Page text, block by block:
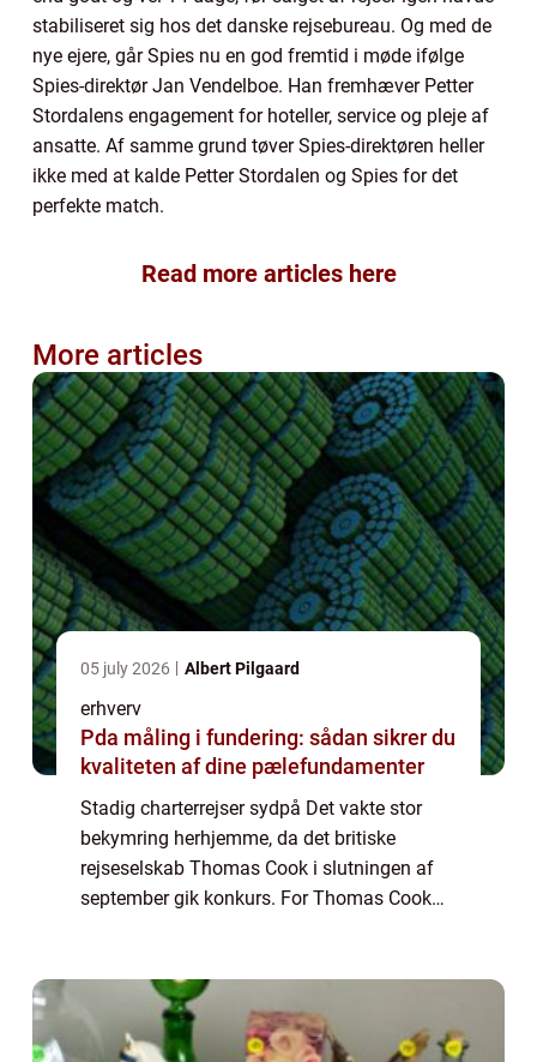
stabiliseret sig hos det danske rejsebureau. Og med de
nye ejere, går Spies nu en god fremtid i møde ifølge
Spies-direktør Jan Vendelboe. Han fremhæver Petter
Stordalens engagement for hoteller, service og pleje af
ansatte. Af samme grund tøver Spies-direktøren heller
ikke med at kalde Petter Stordalen og Spies for det
perfekte match.
Read more articles here
More articles
05 july 2026 Albert Pilgaard
erhverv
Pda måling i fundering: sådan sikrer du
kvaliteten af dine pælefundamenter
Stadig charterrejser sydpå Det vakte stor
bekymring herhjemme, da det britiske
rejseselskab Thomas Cook i slutningen af
september gik konkurs. For Thomas Cook
Spies st...